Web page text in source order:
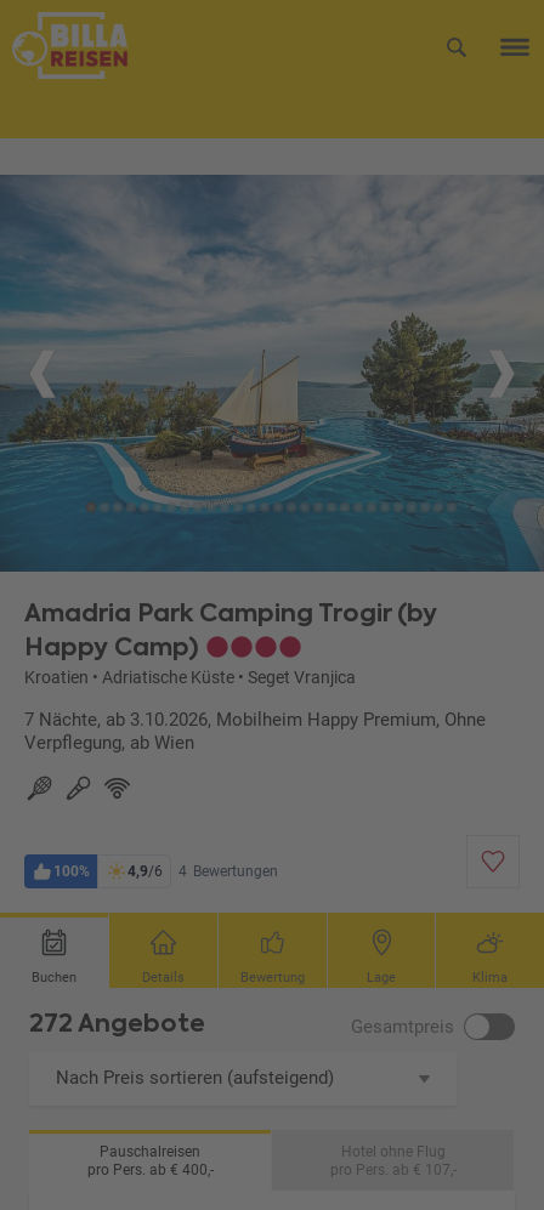
Amadria Park Camping Trogir (by
Happy Camp)
Kroatien • Adriatische Küste • Seget Vranjica
7 Nächte, ab 3.10.2026, Mobilheim Happy Premium, Ohne
Verpflegung, ab Wien
100% 4,9/6 4 Bewertungen
Buchen Details Bewertung Lage Klima
272 Angebote Gesamtpreis
Nach Preis sortieren (aufsteigend)
Pauschalreisen
pro Pers. ab € 400,-
Hotel ohne Flug
pro Pers. ab € 107,-